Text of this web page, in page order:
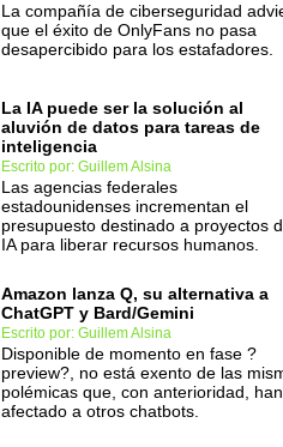
La compañía de ciberseguridad
que el éxito de OnlyFans no pasa
desapercibido para los estafadores.
La IA puede ser la solución al
aluvión de datos para tareas de
inteligencia
Escrito por: Guillem Alsina
Las agencias federales
estadounidenses incrementan el
presupuesto destinado a proyectos
IA para liberar recursos humanos.
Amazon lanza Q, su alternativa a
ChatGPT y Bard/Gemini
Escrito por: Guillem Alsina
Disponible de momento en fase ?
preview?, no está exento de las
polémicas que, con anterioridad, han
afectado a otros chatbots.